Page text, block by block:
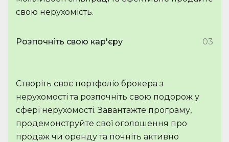
свою нерухомість.
Розпочніть свою кар'єру 03
Створіть своє портфоліо брокера з
нерухомості та розпочніть свою подорож у
сфері нерухомості. Завантажте програму,
продемонструйте свої оголошення про
продаж чи оренду та почніть активно